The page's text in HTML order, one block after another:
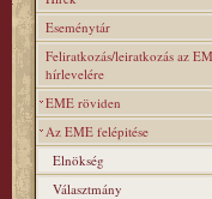
Eseménytár
Feliratkozás/leiratkozás az
hírlevelére
EME röviden
Az EME felépitése
Elnökség
Választmány